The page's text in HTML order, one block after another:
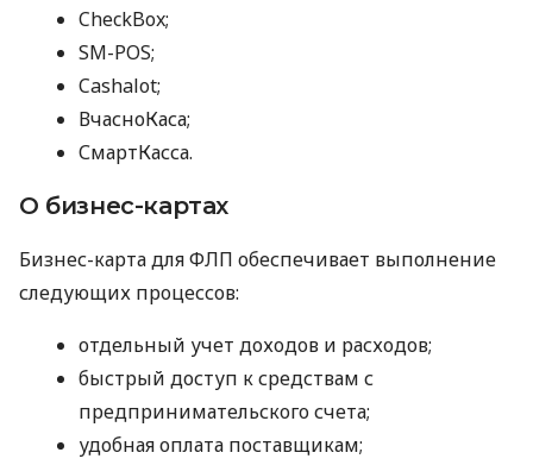
CheckBox;
SM-POS;
Cashalot;
ВчасноКаса;
СмартКасса.
О бизнес-картах
Бизнес-карта для ФЛП обеспечивает выполнение
следующих процессов:
отдельный учет доходов и расходов;
быстрый доступ к средствам с
предпринимательского счета;
удобная оплата поставщикам;